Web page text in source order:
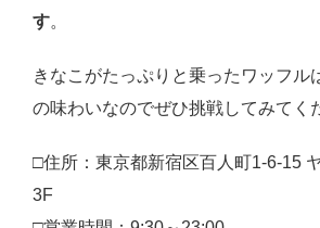
す。
きなこがたっぷりと乗ったワッフル
の味わいなのでぜひ挑戦してみてく
□住所：東京都新宿区百人町1-6-15
3F